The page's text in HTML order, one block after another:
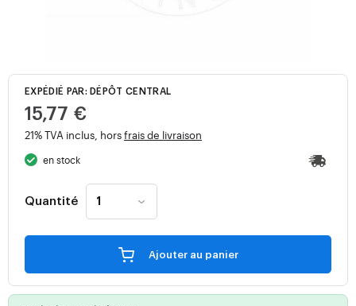
EXPÉDIÉ PAR: DÉPÔT CENTRAL
15,77 €
21% TVA inclus, horsfrais de livraison
en stock
Quantité
Ajouter au panier